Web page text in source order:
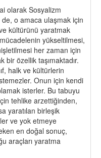
olarak Sosyalizm
o amaca ulaşmak için
kültürünü yaratmak
yükseltilmesi,
her zaman için
bir özellik taşımaktadır.
halk ve kültürlerin
Onun için kendi
isterler. Bu tabuyu
tehlike arzettiğinden,
yaratılan birleşik
ve yok etmeye
en doğal sonuç,
araçları yaratma